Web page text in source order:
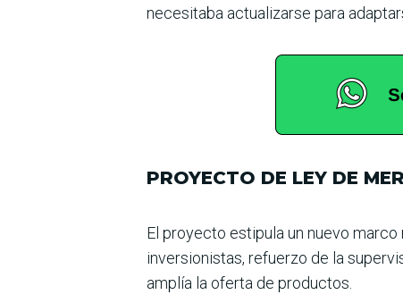
necesitaba actualizarse para
PROYECTO DE LEY DE
El proyecto estipula un nuevo
inversionistas, refuerzo de la
amplía la oferta de productos.